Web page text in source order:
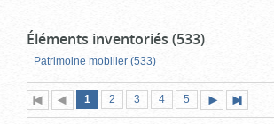
Éléments inventoriés (533)
Patrimoine mobilier (533)
Première
page
Page
précédente
Page
1 (page
actuelle)
Page
2 Page
3 Page
4 Page
5
suivante
page